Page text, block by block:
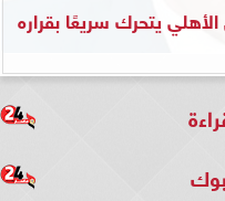
يتحرك سريعًا بقراره